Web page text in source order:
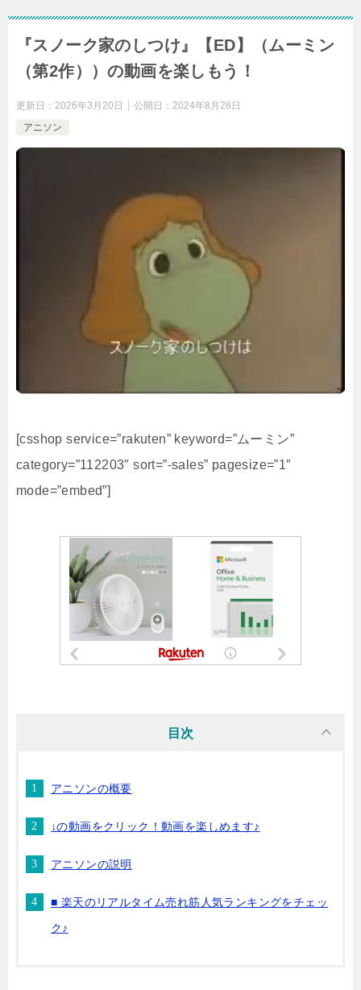
『スノーク家のしつけ』【ED】（ムーミン
（第2作））の動画を楽しもう！
更新日： 2026年3月20日 公開日： 2024年8月28日
アニソン
[csshop service=”rakuten” keyword=”ムーミン”
category=”112203″ sort=”-sales” pagesize=”1″
mode=”embed”]
目次
アニソンの概要
↓の動画をクリック！動画を楽しめます♪
アニソンの説明
■ 楽天のリアルタイム売れ筋人気ランキングをチェッ
ク♪